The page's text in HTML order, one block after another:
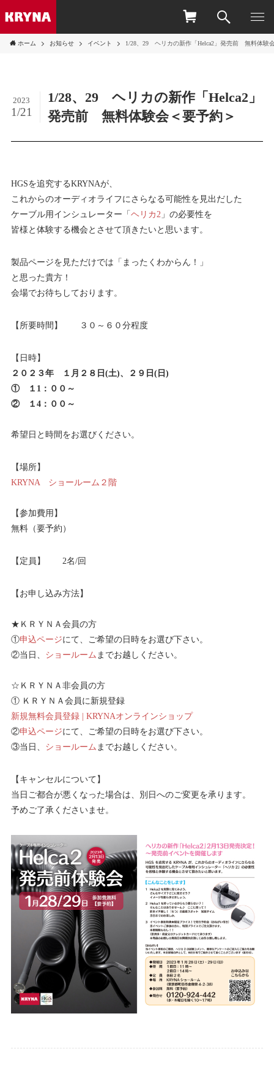
ホーム お知らせ イベント 1/28、29 ヘリカの新作「Helca2」発売前 無料体験
1/28、29 ヘリカの新作「Helca2」
発売前 無料体験会＜要予約＞
2023
1/21
HGSを追究するKRYNAが、
これからのオーディオライフにさらなる可能性を見出だした
ケーブル用インシュレーター「ヘリカ2 」の必要性を
皆様と体験する機会とさせて頂きたいと思います。
製品ページを見ただけでは「まったくわからん！」
と思った貴方！
会場でお待ちしております。
【所要時間】 ３０～６０分程度
【日時】
２０２３年 １月２８日(土)、２９日(日)
① １1：００～
② １4：００～
希望日と時間をお選びください。
【場所】
KRYNA ショールーム２階
【参加費用】
無料（要予約）
【定員】 2名/回
【お申し込み方法】
★ＫＲＹＮＡ会員の方
①申込ページにて、ご希望の日時をお選び下さい。
②当日、 ショールーム までお越しください。
☆ＫＲＹＮＡ非会員の方
① ＫＲＹＮＡ会員に新規登録
新規無料会員登録 | KRYNAオンラインショップ
②申込ページにて、ご希望の日時をお選び下さい。
③当日、 ショールーム までお越しください。
【キャンセルについて】
当日ご都合が悪くなった場合は、別日へのご変更を承ります。
予めご了承くださいませ。